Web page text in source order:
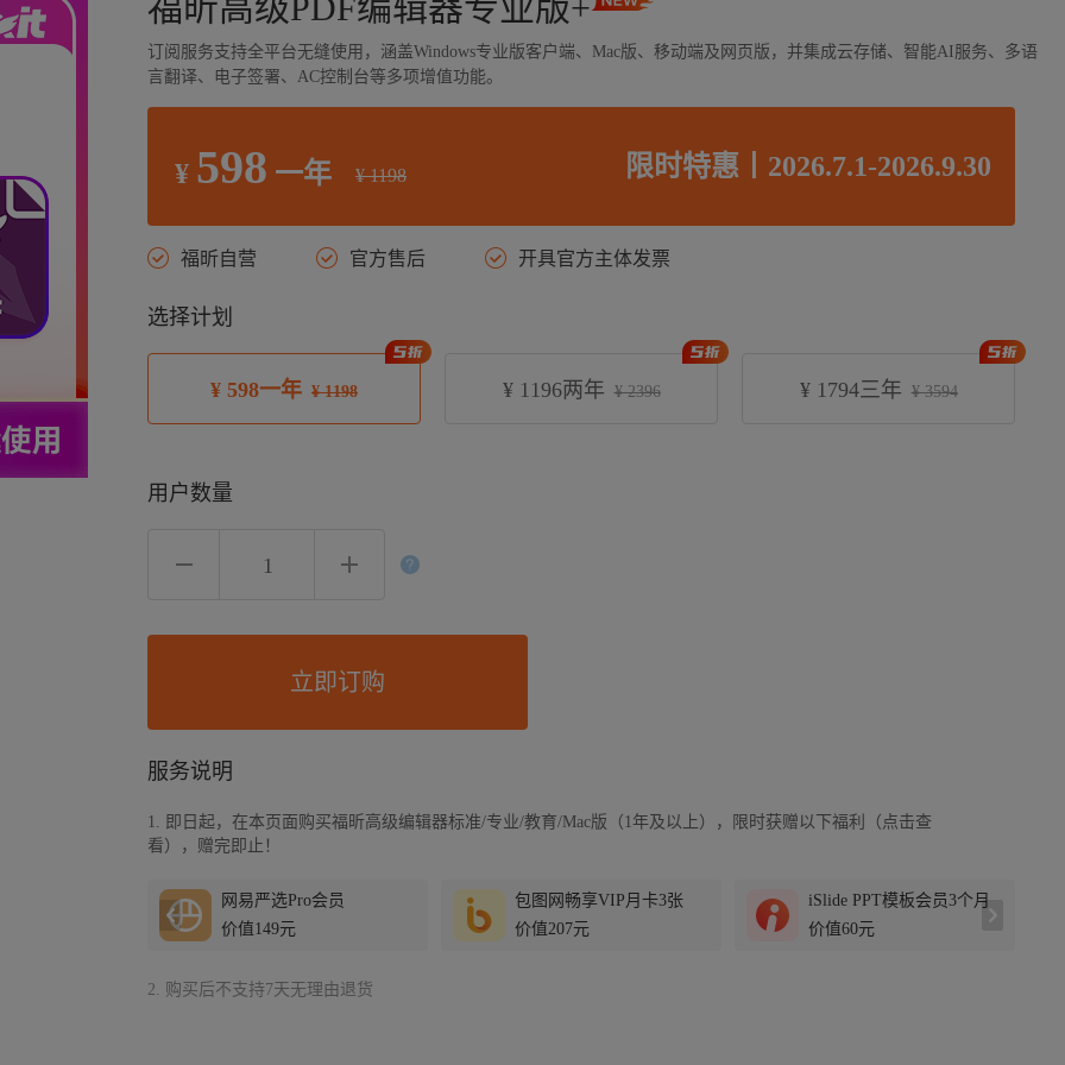
订阅服务支持全平台无缝使用，涵盖Windows专业版客户端、Mac版、移动端及网页版，并集成云存储、智能AI服务、多语
言翻译、电子签署、AC控制台等多项增值功能。
¥ 598 一年 ¥1198 限时特惠丨2026.7.1-2026.9.30
福昕自营 官方售后 开具官方主体发票
选择计划
¥ 598一年 ¥ 1198 ¥ 1196两年 ¥ 2396 ¥ 1794三年 ¥ 3594
用户数量
立即订购
服务说明
1. 即日起，在本页面购买福昕高级编辑器标准/专业/教育/Mac版（1年及以上），限时获赠以下福利（点击查
看），赠完即止！
网易严选Pro会员
价值149元
包图网畅享VIP月卡3张
价值207元
iSlide PPT模板会员3个月
价值60元
2. 购买后不支持7天无理由退货